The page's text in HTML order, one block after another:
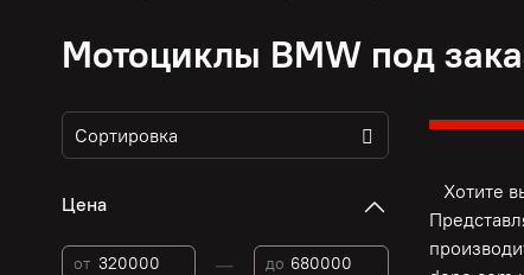
Мотоциклы BMW под
Хотите
Цена
от — до